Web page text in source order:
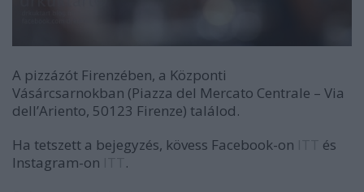
A pizzázót Firenzében, a Központi
Vásárcsarnokban (Piazza del Mercato Centrale – Via
dell’Ariento, 50123 Firenze) találod.
Ha tetszett a bejegyzés, kövess Facebook-on
és
Instagram-on
.